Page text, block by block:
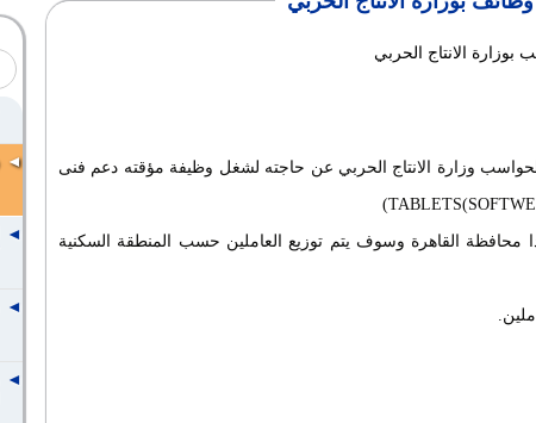
الانتاج الحربي
وزارة الانتاج الحربي عن حاجته لشغل وظيفة مؤقته دعم فنى
TABLETS
محافظة القاهرة وسوف يتم توزيع العاملين حسب المنطقة السكنية
.